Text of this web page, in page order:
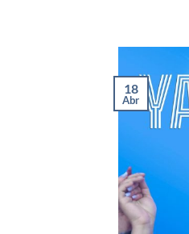
18
Abr